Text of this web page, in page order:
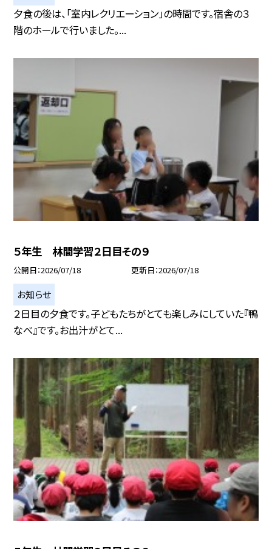
夕食の後は、「室内レクリエーション」の時間です。宿舎の３
階のホールで行いました。...
５年生 林間学習２日目その９
公開日 2026/07/18 更新日 2026/07/18
お知らせ
２日目の夕食です。子どもたちがとても楽しみにしていた『鴨
なべ』です。お出汁がとて...